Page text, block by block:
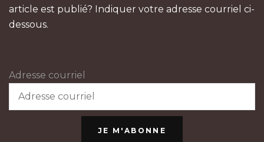
article est publié? Indiquer votre adresse courriel ci-
dessous.
Adresse courriel
JE M'ABONNE